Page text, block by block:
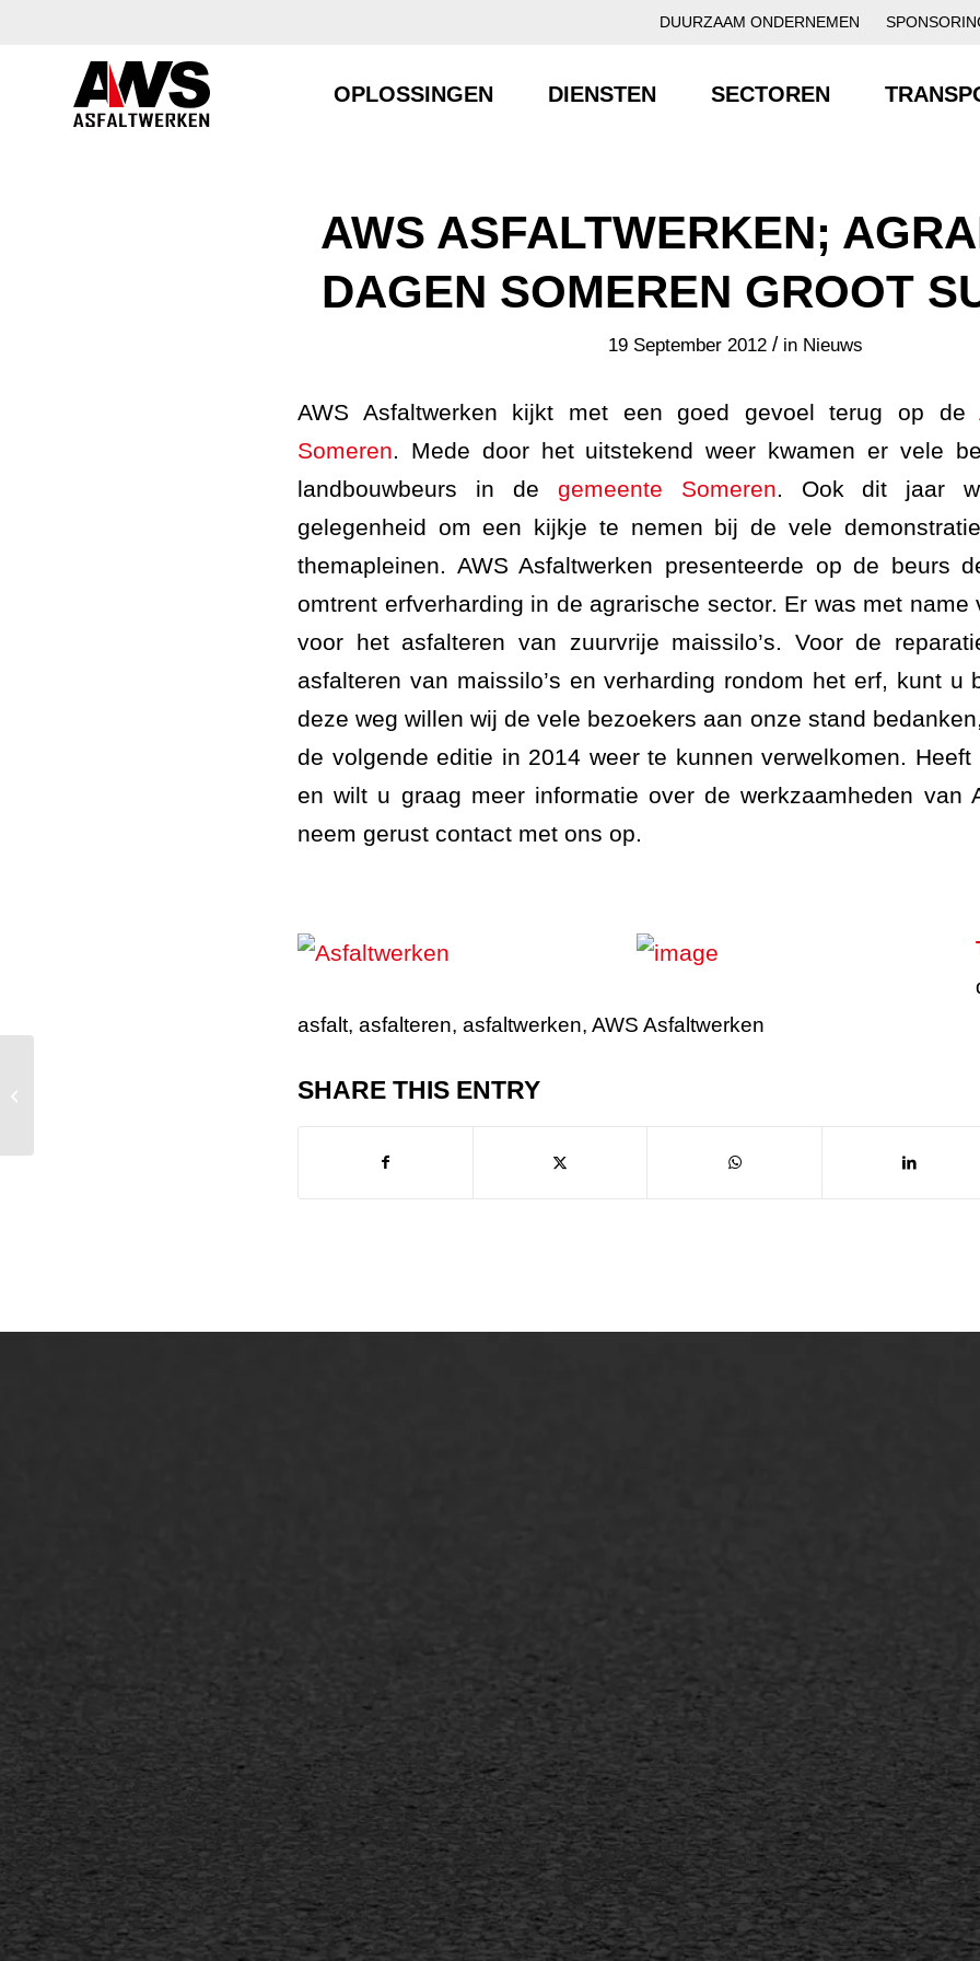
DUURZAAM ONDERNEMEN
OPLOSSINGEN DIENSTEN SECTOREN
AWS ASFALTWERKEN;
DAGEN SOMEREN GROOT
19 September 2012 / in Nieuws
AWS Asfaltwerken kijkt met een goed gevoel terug op de
Someren . Mede door het uitstekend weer kwamen er vele
landbouwbeurs in de gemeente Someren . Ook dit jaar
gelegenheid om een kijkje te nemen bij de vele
themapleinen. AWS Asfaltwerken presenteerde op de beurs
omtrent erfverharding in de agrarische sector. Er was met name
voor het asfalteren van zuurvrije maissilo’s. Voor de
asfalteren van maissilo’s en verharding rondom het erf, kunt u
deze weg willen wij de vele bezoekers aan onze stand
de volgende editie in 2014 weer te kunnen verwelkomen.
en wilt u graag meer informatie over de werkzaamheden van
neem gerust contact met ons op.
asfalt, asfalteren, asfaltwerken, AWS Asfaltwerken
SHARE THIS ENTRY
Markering verlagen
WIJ WERKEN VOOR
GWW aannemers
Overheid
Industrie & MKB
Agrarische bedrijven
Bitumineuze voegvulling
Gietasfalt reparatie
Verwijderen markering
Vlakslijpen